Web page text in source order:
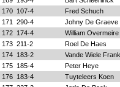
170 107-4
Fred Schuch
171
290-4
Johny De Graeve
172 174-4
William Overmeire
173 211-2
Roel De Haes
174 183-2
Vande Wiele Frank
175 185-4
Peter Heye
176 183-4
Tuyteleers Koen